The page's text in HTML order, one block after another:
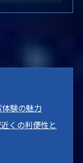
験の魅力
くの利便性と
ッドスパ体験